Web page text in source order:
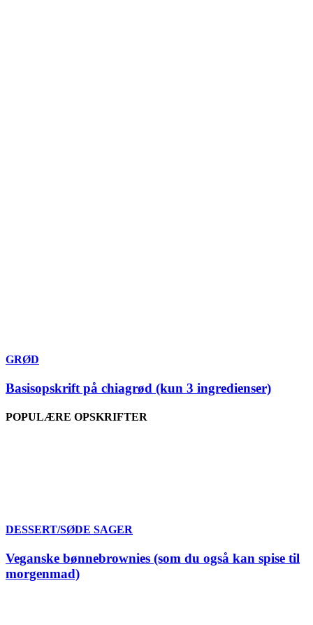
GRØD
Basisopskrift på chiagrød (kun 3 ingredienser)
POPULÆRE OPSKRIFTER
DESSERT/SØDE SAGER
Veganske bønnebrownies (som du også kan spise til
morgenmad)